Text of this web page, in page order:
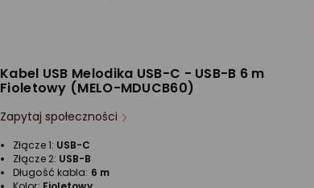
Kabel USB Melodika USB-C - USB-B 6 m
Fioletowy (MELO-MDUCB60)
Zapytaj społeczności
Złącze 1: USB-C
Złącze 2: USB-B
Długość kabla: 6 m